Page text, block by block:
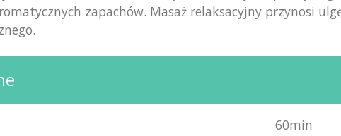
zapachów. Masaż relaksacyjny przynosi
60min